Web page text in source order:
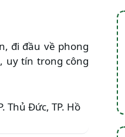
đi đầu về phong
uy tín trong công
Thủ Đức, TP. Hồ